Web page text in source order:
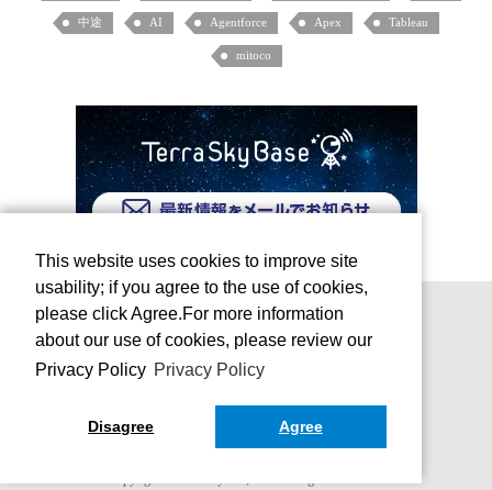
中途 AI Agentforce Apex Tableau
mitoco
お問い合わせ 運営会社
This website uses cookies to improve site
usability; if you agree to the use of cookies,
please click Agree.For more information
about our use of cookies, please review our
Privacy Policy Privacy Policy
Disagree Agree